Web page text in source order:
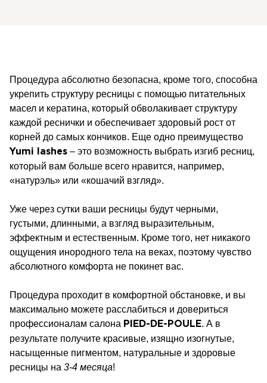
Процедура абсолютно безопасна, кроме того, способна
укрепить структуру ресницы с помощью питательных
масел и кератина, который обволакивает структуру
каждой реснички и обеспечивает здоровый рост от
корней до самых кончиков. Еще одно преимущество
Yumi lashes – это возможность выбрать изгиб ресниц,
который вам больше всего нравится, например,
«натурэль» или «кошачий взгляд».
Уже через сутки ваши ресницы будут черными,
густыми, длинными, а взгляд выразительным,
эффектным и естественным. Кроме того, нет никакого
ощущения инородного тела на веках, поэтому чувство
абсолютного комфорта не покинет вас.
Процедура проходит в комфортной обстановке, и вы
максимально можете расслабиться и довериться
профессионалам салона PIED-DE-POULE. А в
результате получите красивые, изящно изогнутые,
насыщенные пигментом, натуральные и здоровые
ресницы на 3-4 месяца!